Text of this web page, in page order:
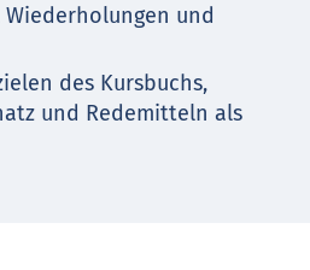
und
des Kursbuchs,
und Redemitteln als